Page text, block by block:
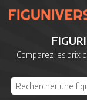
Comparez les prix